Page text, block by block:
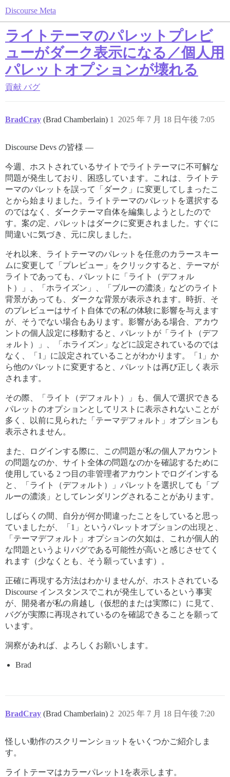
Discourse Meta
ライトテーマのパレットプレビ
ューがダーク表示になる／個人用
パレットオプションが壊れる
貢献 バグ
BradCray (Brad Chamberlain) 2025 年 7 月 18 日午後 7:05
1
Discourse Devs の皆様 —
今週、ホストされているサイトでライトテーマに不可解な
問題が発生しており、困惑しています。これは、ライトテ
ーマのパレットを誤って「ダーク」に変更してしまったこ
とから始まりました。ライトテーマのパレットを選択する
のではなく、ダークテーマ自体を編集しようとしたので
す。案の定、パレットはダークに変更されました。すぐに
間違いに気づき、元に戻しました。
それ以来、ライトテーマのパレットを任意のカラースキー
ムに変更して「プレビュー」をクリックすると、テーマが
ライトであっても、パレットに「ライト（デフォル
ト）」、「ホライズン」、「ブルーの濃淡」などのライト
背景があっても、ダークな背景が表示されます。時折、そ
のプレビューはサイト自体での私の体験に影響を与えます
が、そうでない場合もあります。影響がある場合、アカウ
ントの個人設定に移動すると、パレットが「ライト（デフ
ォルト）」、「ホライズン」などに設定されているのでは
なく、「1」に設定されていることがわかります。「1」か
ら他のパレットに変更すると、パレットは再び正しく表示
されます。
その際、「ライト（デフォルト）」も、個人で選択できる
パレットのオプションとしてリストに表示されないことが
多く、以前に見られた「テーマデフォルト」オプションも
表示されません。
また、ログインする際に、この問題が私の個人アカウント
の問題なのか、サイト全体の問題なのかを確認するために
使用している 2 つ目の非管理者アカウントでログインする
と、「ライト（デフォルト）」パレットを選択しても「ブ
ルーの濃淡」としてレンダリングされることがあります。
しばらくの間、自分が何か間違ったことをしていると思っ
ていましたが、「1」というパレットオプションの出現と、
「テーマデフォルト」オプションの欠如は、これが個人的
な問題というよりバグである可能性が高いと感じさせてく
れます（少なくとも、そう願っています）。
正確に再現する方法はわかりませんが、ホストされている
Discourse インスタンスでこれが発生しているという事実
が、開発者が私の肩越し（仮想的または実際に）に見て、
バグが実際に再現されているのを確認できることを願って
います。
洞察があれば、よろしくお願いします。
Brad
BradCray (Brad Chamberlain) 2025 年 7 月 18 日午後 7:20
2
怪しい動作のスクリーンショットをいくつかご紹介しま
す。
ライトテーマはカラーパレット1を表示します。